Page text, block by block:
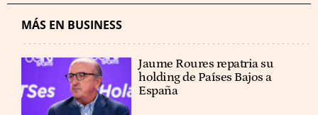
MÁS EN BUSINESS
Jaume Roures repatria su
holding de Países Bajos a
España